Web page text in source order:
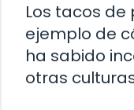
Los tacos
ejemplo de
ha sabido
otras